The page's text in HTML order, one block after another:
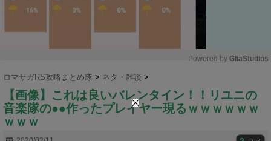
u
t
Powered by GliaStudios
ロマサガRS攻略まとめ隊 > ネタ・雑談 >
【画像】これは良いバレンタイン！！リユニの
音楽隊の●●作ったプレイヤー現るｗｗｗｗｗｗ
ｗｗｗ